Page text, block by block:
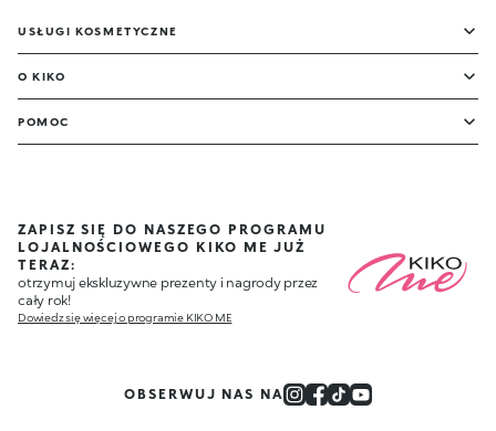
USŁUGI KOSMETYCZNE
O KIKO
POMOC
ZAPISZ SIĘ DO NASZEGO PROGRAMU
LOJALNOŚCIOWEGO KIKO ME JUŻ
TERAZ:
otrzymuj ekskluzywne prezenty i nagrody przez
cały rok!
Dowiedz się więcej o programie KIKO ME
OBSERWUJ NAS NA